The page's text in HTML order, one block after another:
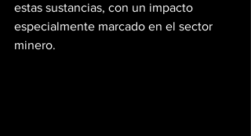
estas sustancias, con un impacto
especialmente marcado en el sector
minero.